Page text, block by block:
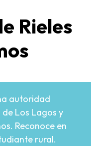
Rieles
autoridad
Los Lagos y
Reconoce en
rural.